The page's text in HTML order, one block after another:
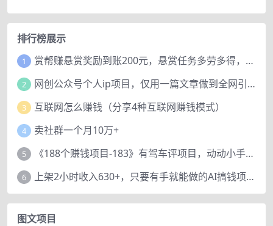
排行榜展示
1 赏帮赚悬赏奖励到账200元，悬赏任务多劳多得，人人可做。
2 网创公众号个人ip项目，仅用一篇文章做到全网引流！
3 互联网怎么赚钱（分享4种互联网赚钱模式）
4 卖社群一个月10万+
5 《188个赚钱项目-183》有驾车评项目，动动小手，复制粘贴赚44元！
6 上架2小时收入630+，只要有手就能做的AI搞钱项目，奶奶看完都能学会!
图文项目